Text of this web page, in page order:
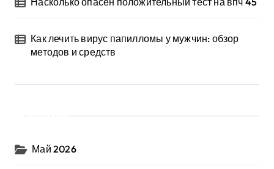
Как лечить вирус папилломы у мужчин: обзор
методов и средств
Май 2026